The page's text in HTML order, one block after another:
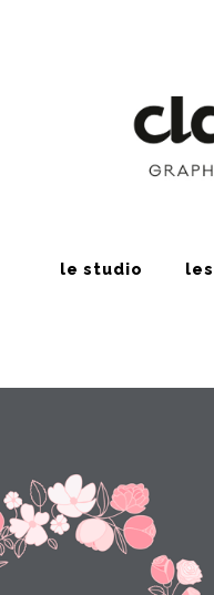
le studio